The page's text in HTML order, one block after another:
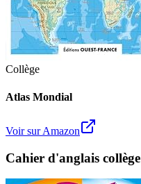
Collège
Atlas Mondial
Voir sur Amazon
Cahier d'anglais collège